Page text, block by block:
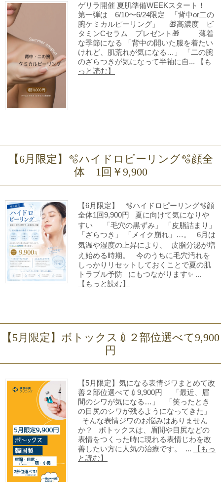
ゲリラ開催 夏肌準備WEEKスタート！
第一弾は 6/10〜6/24限定 「背中or二の
腕ケミカルピーリング」 🎁高濃度 ビ
タミンCセラム プレゼント🎁 薄着
な季節になる 「背中の開いた服を着たい
けれど、肌荒れが気になる…」 「二の腕
のざらつきが気になって半袖に自...
【も
っと読む】
【6月限定】🫧ハイドロピーリング🫧顔全
体 1回￥9,900
【6月限定】 🫧ハイドロピーリング🫧顔
全体1回9,900円 夏に向けて気になりや
すい 「毛穴の黒ずみ」 「皮脂詰まり」
「ざらつき」 「メイク崩れ」…。 6月は
気温や湿度の上昇により、 皮脂分泌が増
え始める時期。 今のうちに毛穴汚れを
しっかりリセットしておくことで夏の肌
トラブル予防 にもつながります✨ ...
【もっと読む】
【5月限定】ボトックス💉２部位選べて9,900
円
【5月限定】気になる表情ジワまとめて改
善２部位選べて💉9,900円 「最近、眉
間のシワが気になる…」 「笑ったとき
の目尻のシワが残るようになってきた」
そんな表情ジワのお悩みはありません
か？ ボトックスは、眉間や目尻などの
表情をつくった時に現れる表情じわを改
善したい方に人気の治療です。 ...
【もっ
と読む】